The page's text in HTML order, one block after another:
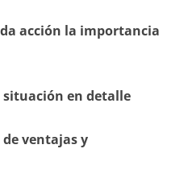
acción la importancia
situación en detalle
ventajas y